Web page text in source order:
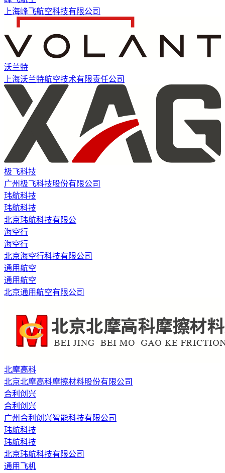
上海峰飞航空科技有限公司
沃兰特
上海沃兰特航空技术有限责任公司
极飞科技
广州极飞科技股份有限公司
玮航科技
玮航科技
北京玮航科技有限公
海空行
海空行
北京海空行科技有限公司
通用航空
通用航空
北京通用航空有限公司
北摩高科
北京北摩高科摩擦材料股份有限公司
合利创兴
合利创兴
广州合利创兴智能科技有限公司
玮航科技
玮航科技
北京玮航科技有限公司
通用飞机